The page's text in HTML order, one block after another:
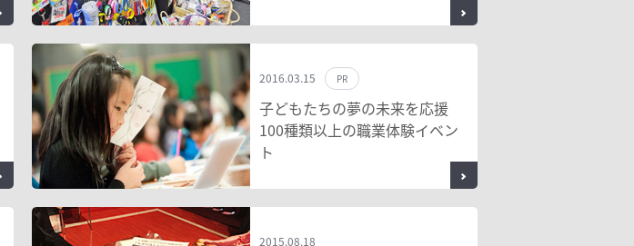
2016.03.15 PR
子どもたちの夢の未来を応援
100種類以上の職業体験イベン
ト
2015.08.18